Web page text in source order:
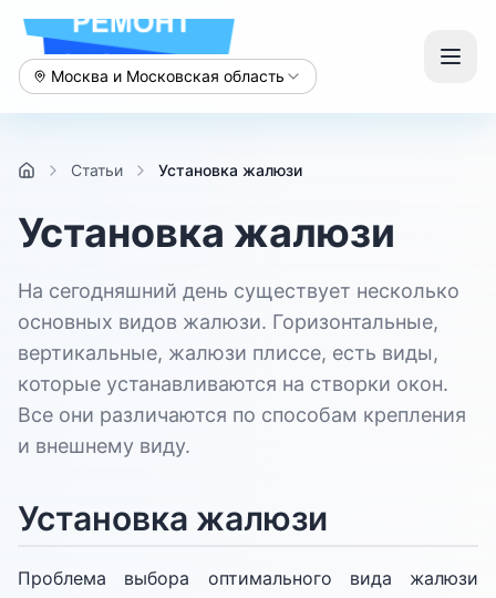
Москва и Московская область
Статьи Установка жалюзи
Установка жалюзи
На сегодняшний день существует несколько
основных видов жалюзи. Горизонтальные,
вертикальные, жалюзи плиссе, есть виды,
которые устанавливаются на створки окон.
Все они различаются по способам крепления
и внешнему виду.
Установка жалюзи
Проблема выбора оптимального вида жалюзи